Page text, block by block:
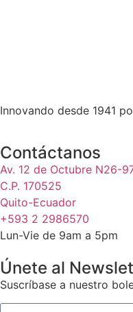
Innovando desde 1941
Contáctanos
Av. 12 de Octubre N26-
C.P. 170525
Quito-Ecuador
+593 2 2986570
Lun-Vie de 9am a 5pm
Únete al
Suscríbase a nuestro